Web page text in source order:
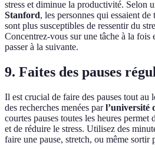
stress et diminue la productivité. Selon
Stanford, les personnes qui essaient
sont plus susceptibles de ressentir du
Concentrez-vous sur une tâche à la fois
passer à la suivante.
9. Faites des pauses
Il est crucial de faire des pauses tout au
des recherches menées parl’université
courtes pauses toutes les heures
et de réduire le stress. Utilisez des
faire une pause, stretch, ou même sortir